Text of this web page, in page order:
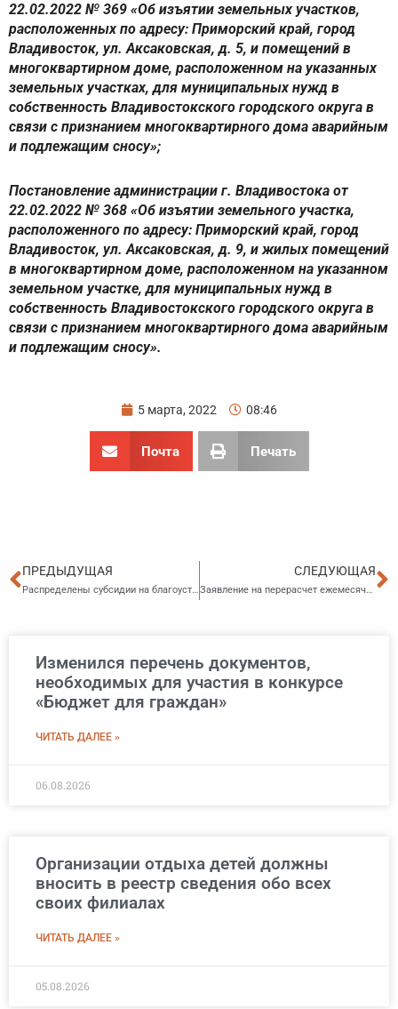
22.02.2022 № 369 «Об изъятии земельных участков,
расположенных по адресу: Приморский край, город
Владивосток, ул. Аксаковская, д. 5, и помещений в
многоквартирном доме, расположенном на указанных
земельных участках, для муниципальных нужд в
собственность Владивостокского городского округа в
связи с признанием многоквартирного дома аварийным
и подлежащим сносу»;
Постановление администрации г. Владивостока от
22.02.2022 № 368 «Об изъятии земельного участка,
расположенного по адресу: Приморский край, город
Владивосток, ул. Аксаковская, д. 9, и жилых помещений
в многоквартирном доме, расположенном на указанном
земельном участке, для муниципальных нужд в
собственность Владивостокского городского округа в
связи с признанием многоквартирного дома аварийным
и подлежащим сносу».
5 марта, 2022 08:46
Почта Печать
Пред
ПРЕДЫДУЩАЯ
Распределены субсидии на благоустройство сельских территорий на 2022 год
СЛЕДУЮЩАЯ
Заявление на перерасчет ежемесячной денежной выплаты на ребенка в возрасте от 3 до 7 лет подавать не нужно
Изменился перечень документов,
необходимых для участия в конкурсе
«Бюджет для граждан»
ЧИТАТЬ ДАЛЕЕ »
06.08.2026
Организации отдыха детей должны
вносить в реестр сведения обо всех
своих филиалах
ЧИТАТЬ ДАЛЕЕ »
05.08.2026